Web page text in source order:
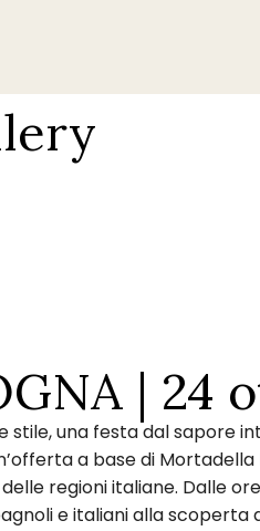
| 24
una festa dal sapore
a base di
regioni italiane. Dalle
e italiani alla scoperta